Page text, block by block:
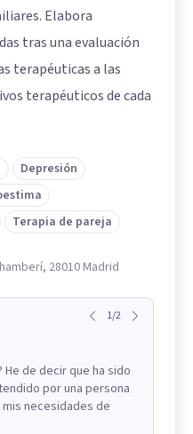
Elabora
tras una evaluación
terapéuticas a las
terapéuticos de cada
Depresión
Terapia de pareja
28010 Madrid
1/2
de decir que ha sido
por una persona
necesidades de